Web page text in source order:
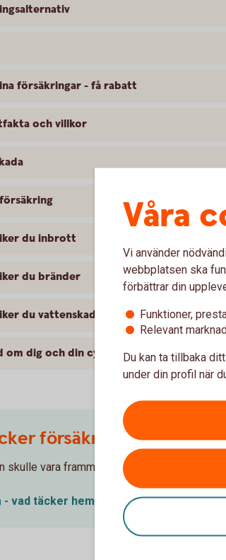
försäkringar - få rabatt
och villkor
du inbrott
du bränder
du vattenskador
om dig och din cykel
försäkringen?
skulle vara framme - vad täcks?
- vad täcker hemförsäkringen
Våra
Vi använder
webbplatsen ska
förbättrar din
Funktioner,
Relevant
Du kan ta tillbaka
under din profil när